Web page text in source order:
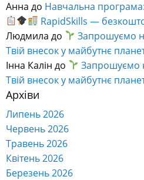
Анна до Навчальна
RapidSkills —
Людмила до
Запрошуємо
Твій внесок у майбутнє
Інна Калін до
Запрошуємо
Твій внесок у майбутнє
Архіви
Липень 2026
Червень 2026
Травень 2026
Квітень 2026
Березень 2026